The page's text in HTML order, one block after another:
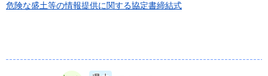
危険な盛土等の情報提供に関する協定書締結式